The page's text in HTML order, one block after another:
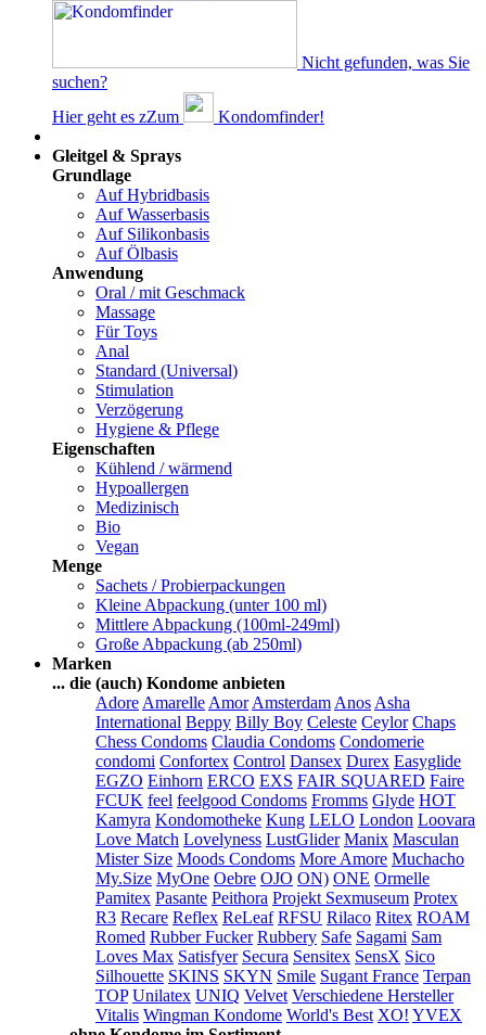
Nicht gefunden, was Sie
suchen?
Hier geht es zZum
Kondomfinder!
Gleitgel & Sprays
Grundlage
Auf Hybridbasis
Auf Wasserbasis
Auf Silikonbasis
Auf Ölbasis
Anwendung
Oral / mit Geschmack
Massage
Für Toys
Anal
Standard (Universal)
Stimulation
Verzögerung
Hygiene & Pflege
Eigenschaften
Kühlend / wärmend
Hypoallergen
Medizinisch
Bio
Vegan
Menge
Sachets / Probierpackungen
Kleine Abpackung (unter 100 ml)
Mittlere Abpackung (100ml-249ml)
Große Abpackung (ab 250ml)
Marken
... die (auch) Kondome anbieten
Adore Amarelle Amor Amsterdam Anos Asha
International Beppy Billy Boy Celeste Ceylor Chaps
Chess Condoms Claudia Condoms Condomerie
condomi Confortex Control Dansex Durex Easyglide
EGZO Einhorn ERCO EXS FAIR SQUARED Faire
FCUK feel feelgood Condoms Fromms Glyde HOT
Kamyra Kondomotheke Kung LELO London Loovara
Love Match Lovelyness LustGlider Manix Masculan
Mister Size Moods Condoms More Amore Muchacho
My.Size MyOne Oebre OJO ON) ONE Ormelle
Pamitex Pasante Peithora Projekt Sexmuseum Protex
R3 Recare Reflex ReLeaf RFSU Rilaco Ritex ROAM
Romed Rubber Fucker Rubbery Safe Sagami Sam
Loves Max Satisfyer Secura Sensitex SensX Sico
Silhouette SKINS SKYN Smile Sugant France Terpan
TOP Unilatex UNIQ Velvet Verschiedene Hersteller
Vitalis Wingman Kondome World's Best XO! YVEX